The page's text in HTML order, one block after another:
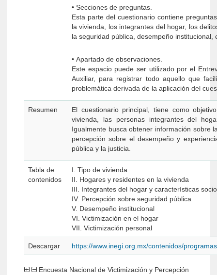
• Secciones de preguntas.
Esta parte del cuestionario contiene
la vivienda, los integrantes del hogar, los
la seguridad pública, desempeño institucional,
• Apartado de observaciones.
Este espacio puede ser utilizado por el
Auxiliar, para registrar todo aquello que
problemática derivada de la aplicación del
Resumen
El cuestionario principal, tiene como
vivienda, las personas integrantes del
Igualmente busca obtener información sobre
percepción sobre el desempeño y
pública y la justicia.
Tabla de
contenidos
I. Tipo de vivienda
II. Hogares y residentes en la vivienda
III. Integrantes del hogar y características
IV. Percepción sobre seguridad pública
V. Desempeño institucional
VI. Victimización en el hogar
VII. Victimización personal
Descargar https://www.inegi.org.mx/contenidos/